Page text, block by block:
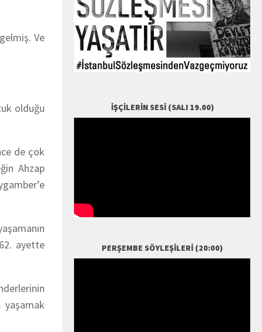
Ve
olduğu
de çok
Ahzap
ayette
İŞÇILERIN SESI (SALI 19.00)
PERŞEMBE SÖYLEŞILERI (20:00)